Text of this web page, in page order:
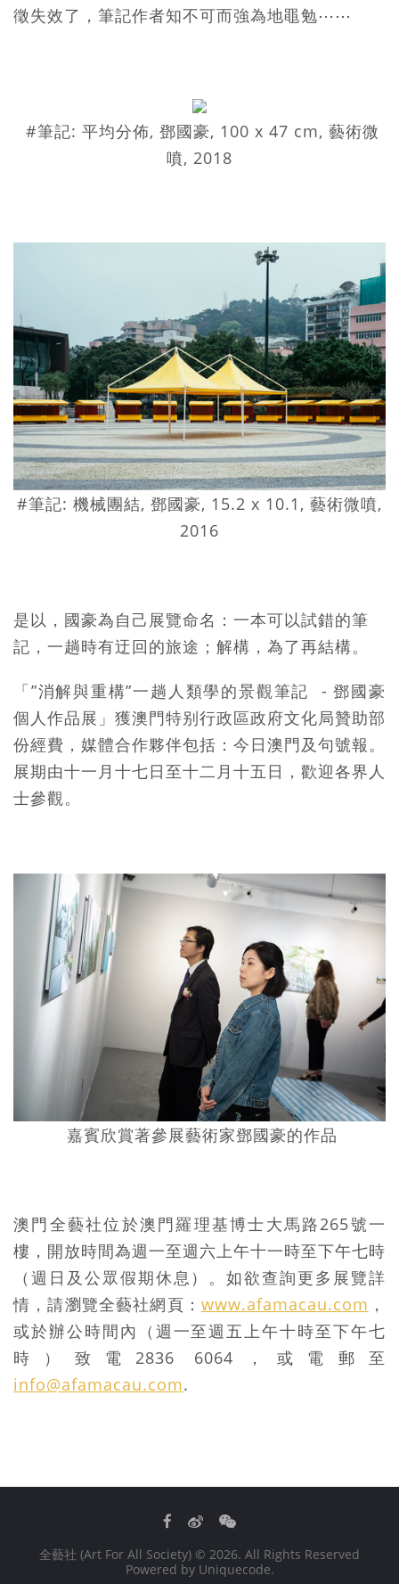
徵失效了，筆記作者知不可而強為地黽勉⋯⋯
#筆記: 平均分佈, 鄧國豪, 100 x 47 cm, 藝術微
噴, 2018
#筆記: 機械團結, 鄧國豪, 15.2 x 10.1, 藝術微噴,
2016
是以，國豪為自己展覽命名：一本可以試錯的筆
記，一趟時有迂回的旅途；解構，為了再結構。
「”消解與重構”一趟人類學的景觀筆記 - 鄧國豪
個人作品展」獲澳門特别行政區政府文化局贊助部
份經費，媒體合作夥伴包括：今日澳門及句號報。
展期由十一月十七日至十二月十五日，歡迎各界人
士參觀。
嘉賓欣賞著參展藝術家鄧國豪的作品
澳門全藝社位於澳門羅理基博士大馬路265號一
樓，開放時間為週一至週六上午十一時至下午七時
（週日及公眾假期休息）。如欲查詢更多展覽詳
情，請瀏覽全藝社網頁： www.afamacau.com ，
或於辦公時間內（週一至週五上午十時至下午七
時）致電2836 6064，或電郵至
info@afamacau.com.
Facebook
WeiboWeChat
全藝社 (Art For All Society) © 2026. All Rights Reserved
Powered by Uniquecode.